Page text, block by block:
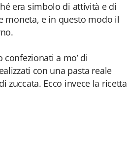
era simbolo di attività e di
moneta, e in questo modo il
a mo’ di
con una pasta reale
zuccata. Ecco invece la ricetta